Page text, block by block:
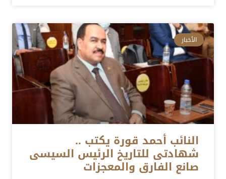
الأخبار
النائب أحمد قورة يكتب ..
شهادتى للتاريخ الرئيس السيسى
صانع الفارق والمعجزات